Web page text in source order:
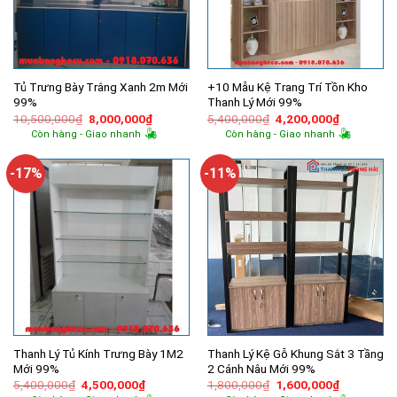
Tủ Trưng Bày Trắng Xanh 2m Mới
99%
10,500,000₫ Giá
gốc
là:
8,000,000₫Giá
hiện
tại
8,000,000₫.
Còn hàng - Giao nhanh
+10 Mẫu Kệ Trang Trí Tồn Kho
Thanh Lý Mới 99%
5,400,000₫ Giá
gốc
là:
4,200,000₫Giá
hiện
tại
Còn hàng - Giao nhanh
-17%
Thanh Lý Tủ Kính Trưng Bày 1M2
Mới 99%
5,400,000₫ Giá
4,500,000₫Giá
-11%
Thanh Lý Kệ Gỗ Khung Sắt 3 Tầng
2 Cánh Nâu Mới 99%
1,800,000₫ Giá
1,600,000₫Giá